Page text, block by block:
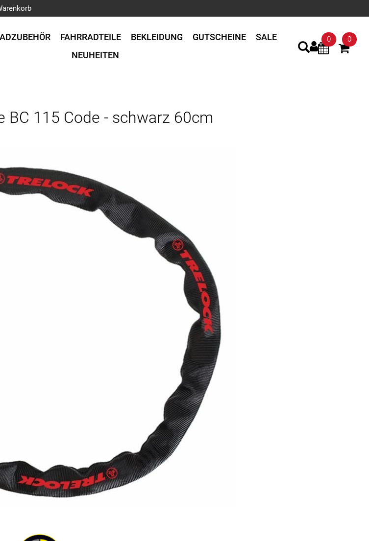
FAHRRADTEILE BEKLEIDUNG GUTSCHEINE
SALE
NEUHEITEN
0 0
BC 115 Code - schwarz 60cm